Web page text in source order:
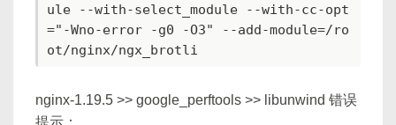
ule --with-select_module --with-cc-opt
="-Wno-error -g0 -O3" --add-module=/ro
nginx-1.19.5 >> google_perftools >> libunwind 错误
提示：